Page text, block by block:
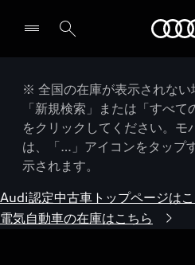
※ 全国の在庫が表示されな
「新規検索」または「すべて
をクリックしてください。モ
は、「…」アイコンをタップ
示されます。
Audi認定中古車トップページは
電気自動車の在庫はこちら